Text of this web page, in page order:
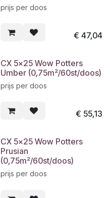
prijs per doos
€ 47,04
CX 5x25 Wow Potters
Umber (0,75m²/60st/doos)
prijs per doos
€ 55,13
CX 5x25 Wow Potters
Prusian
(0,75m²/60st/doos)
prijs per doos